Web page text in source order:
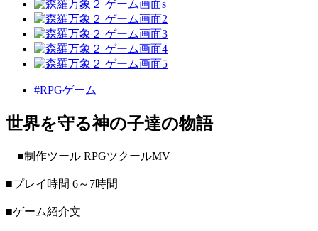
#RPGゲーム
世界を守る神の子達の物語
■制作ツール RPGツクールMV
■プレイ時間 6～7時間
■ゲーム紹介文